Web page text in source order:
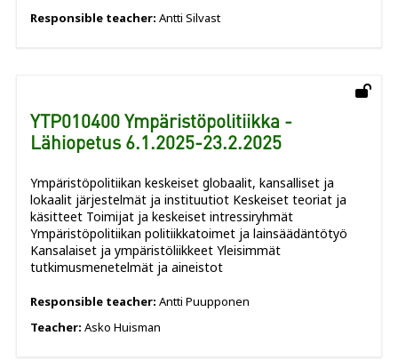
Responsible teacher: Antti Silvast
YTP010400 Ympäristöpolitiikka -
Lähiopetus 6.1.2025-23.2.2025
Ympäristöpolitiikan keskeiset globaalit, kansalliset ja
lokaalit järjestelmät ja instituutiot Keskeiset teoriat ja
käsitteet Toimijat ja keskeiset intressiryhmät
Ympäristöpolitiikan politiikkatoimet ja lainsäädäntötyö
Kansalaiset ja ympäristöliikkeet Yleisimmät
tutkimusmenetelmät ja aineistot
Responsible teacher: Antti Puupponen
Teacher: Asko Huisman